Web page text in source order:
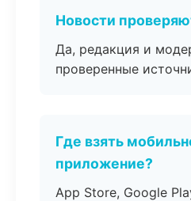
Новости
Да, редакция и
проверенные
Где взять
приложение?
App Store, Google